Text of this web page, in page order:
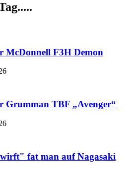
McDonnell F3H Demon
Grumman TBF „Avenger“
fat man auf Nagasaki